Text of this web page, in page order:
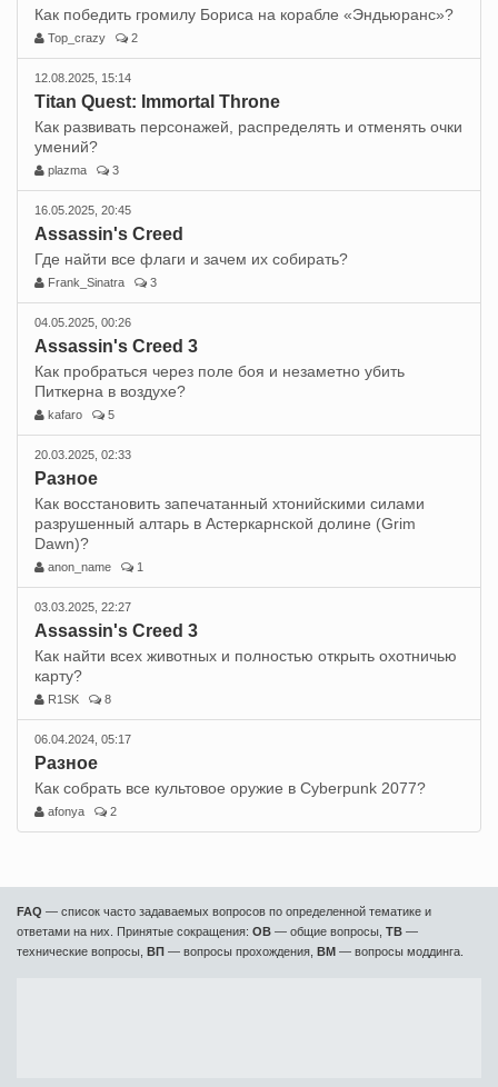
Как победить громилу Бориса на корабле «Эндьюранс»?
Top_crazy 2
12.08.2025, 15:14
Titan Quest: Immortal Throne
Как развивать персонажей, распределять и отменять очки
умений?
plazma 3
16.05.2025, 20:45
Assassin's Creed
Где найти все флаги и зачем их собирать?
Frank_Sinatra 3
04.05.2025, 00:26
Assassin's Creed 3
Как пробраться через поле боя и незаметно убить
Питкерна в воздухе?
kafaro 5
20.03.2025, 02:33
Разное
Как восстановить запечатанный хтонийскими силами
разрушенный алтарь в Астеркарнской долине (Grim
Dawn)?
anon_name 1
03.03.2025, 22:27
Assassin's Creed 3
Как найти всех животных и полностью открыть охотничью
карту?
R1SK 8
06.04.2024, 05:17
Разное
Как собрать все культовое оружие в Cyberpunk 2077?
afonya 2
FAQ — список часто задаваемых вопросов по определенной тематике и
ответами на них. Принятые сокращения: ОВ — общие вопросы, ТВ —
технические вопросы, ВП — вопросы прохождения, ВМ — вопросы моддинга.